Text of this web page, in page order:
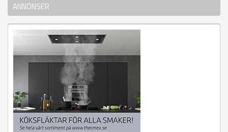
ANNONSER